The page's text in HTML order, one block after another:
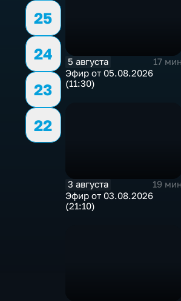
25
24
23
22
5 августа
17 мин
Эфир от 05.08.2026
(11:30)
3 августа
19 мин
Эфир от 03.08.2026
(21:10)